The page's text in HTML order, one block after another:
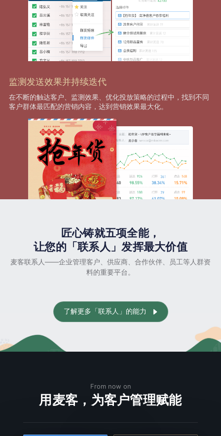
监测发送效果并持续迭代
在不断的触达客户、监测效果、优化投放策略的过程中，找到不同
客户群体最匹配的营销内容，达到营销效果最大化。
匠心铸就五项全能，
让您的「联系人」发挥最大价值
麦客联系人——企业管理客户、供应商、合作伙伴、员工等人群资
料的重要平台。
了解更多「联系人」的能力 
From now on
用麦客，为客户管理赋能